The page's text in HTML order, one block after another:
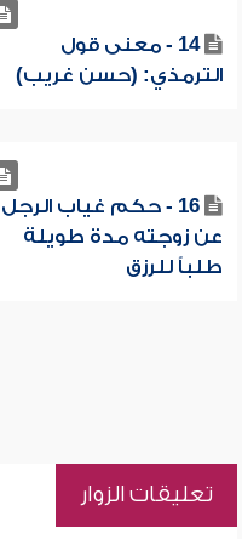
14 - معنى قول
الترمذي: (حسن غريب)
16 - حكم غياب الرجل
عن زوجته مدة طويلة
طلباً للرزق
تعليقات الزوار